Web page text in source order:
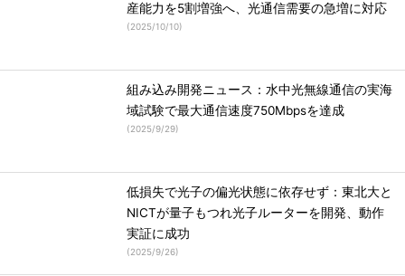
産能力を5割増強へ、光通信需要の急増に対応
(2025/10/10)
組み込み開発ニュース：水中光無線通信の実海
域試験で最大通信速度750Mbpsを達成
(2025/9/29)
低損失で光子の偏光状態に依存せず：東北大と
NICTが量子もつれ光子ルーターを開発、動作
実証に成功
(2025/9/26)